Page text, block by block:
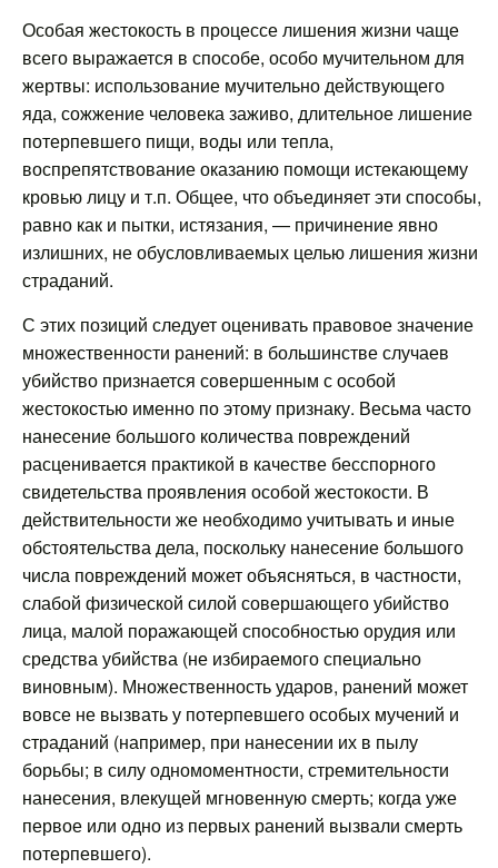
Особая жестокость в процессе лишения жизни чаще
всего выражается в способе, особо мучительном для
жертвы: использование мучительно действующего
яда, сожжение человека заживо, длительное лишение
потерпевшего пищи, воды или тепла,
воспрепятствование оказанию помощи истекающему
кровью лицу и т.п. Общее, что объединяет эти способы,
равно как и пытки, истязания, — причинение явно
излишних, не обусловливаемых целью лишения жизни
страданий.
С этих позиций следует оценивать правовое значение
множественности ранений: в большинстве случаев
убийство признается совершенным с особой
жестокостью именно по этому признаку. Весьма часто
нанесение большого количества повреждений
расценивается практикой в качестве бесспорного
свидетельства проявления особой жестокости. В
действительности же необходимо учитывать и иные
обстоятельства дела, поскольку нанесение большого
числа повреждений может объясняться, в частности,
слабой физической силой совершающего убийство
лица, малой поражающей способностью орудия или
средства убийства (не избираемого специально
виновным). Множественность ударов, ранений может
вовсе не вызвать у потерпевшего особых мучений и
страданий (например, при нанесении их в пылу
борьбы; в силу одномоментности, стремительности
нанесения, влекущей мгновенную смерть; когда уже
первое или одно из первых ранений вызвали смерть
потерпевшего).